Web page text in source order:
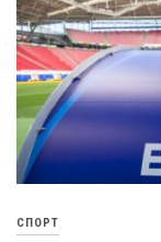
СПОРТ